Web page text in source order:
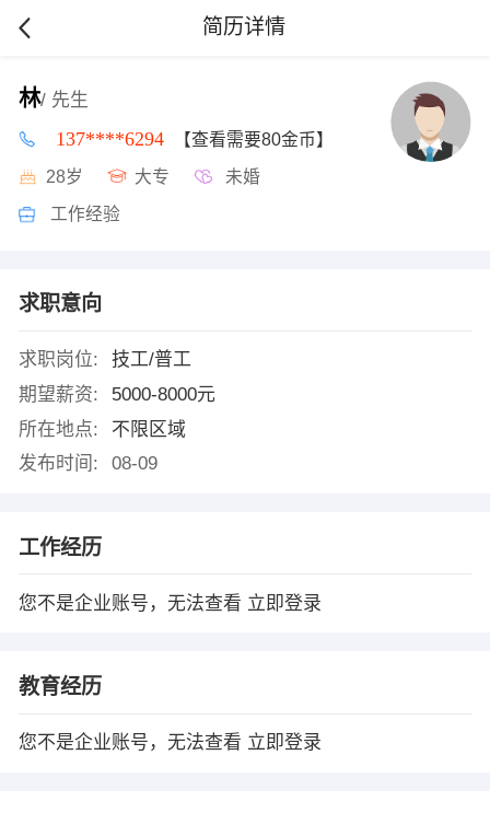
简历详情
林/ 先生
137****6294 【查看需要80金币】
28岁 大专 未婚
工作经验
求职意向
求职岗位:
技工/普工
期望薪资:
5000-8000元
所在地点:
不限区域
发布时间:
08-09
工作经历
您不是企业账号，无法查看 立即登录
教育经历
您不是企业账号，无法查看 立即登录